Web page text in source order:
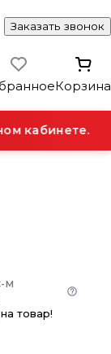
Заказать звонок
Корзина
кабинете.
М
товар!